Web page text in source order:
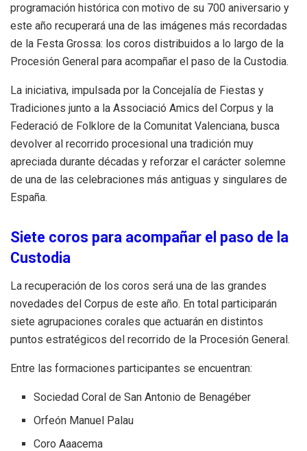
programación histórica con motivo de su 700 aniversario y
este año recuperará una de las imágenes más recordadas
de la Festa Grossa: los coros distribuidos a lo largo de la
Procesión General para acompañar el paso de la Custodia.
La iniciativa, impulsada por la Concejalía de Fiestas y
Tradiciones junto a la Associació Amics del Corpus y la
Federació de Folklore de la Comunitat Valenciana, busca
devolver al recorrido procesional una tradición muy
apreciada durante décadas y reforzar el carácter solemne
de una de las celebraciones más antiguas y singulares de
España.
Siete coros para acompañar el paso de la
Custodia
La recuperación de los coros será una de las grandes
novedades del Corpus de este año. En total participarán
siete agrupaciones corales que actuarán en distintos
puntos estratégicos del recorrido de la Procesión General.
Entre las formaciones participantes se encuentran:
Sociedad Coral de San Antonio de Benagéber
Orfeón Manuel Palau
Coro Aaacema